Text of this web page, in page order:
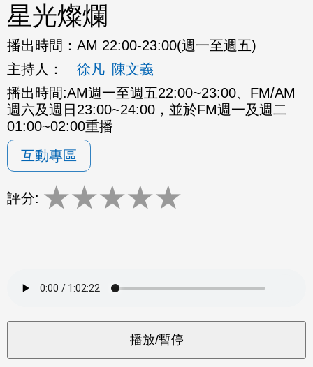
星光燦爛
播出時間： AM 22:00-23:00(週一至週五)
主持人：
徐凡 陳文義
播出時間:AM週一至週五22:00~23:00、FM/AM
週六及週日23:00~24:00，並於FM週一及週二
01:00~02:00重播
互動專區
評分: ★★★★★